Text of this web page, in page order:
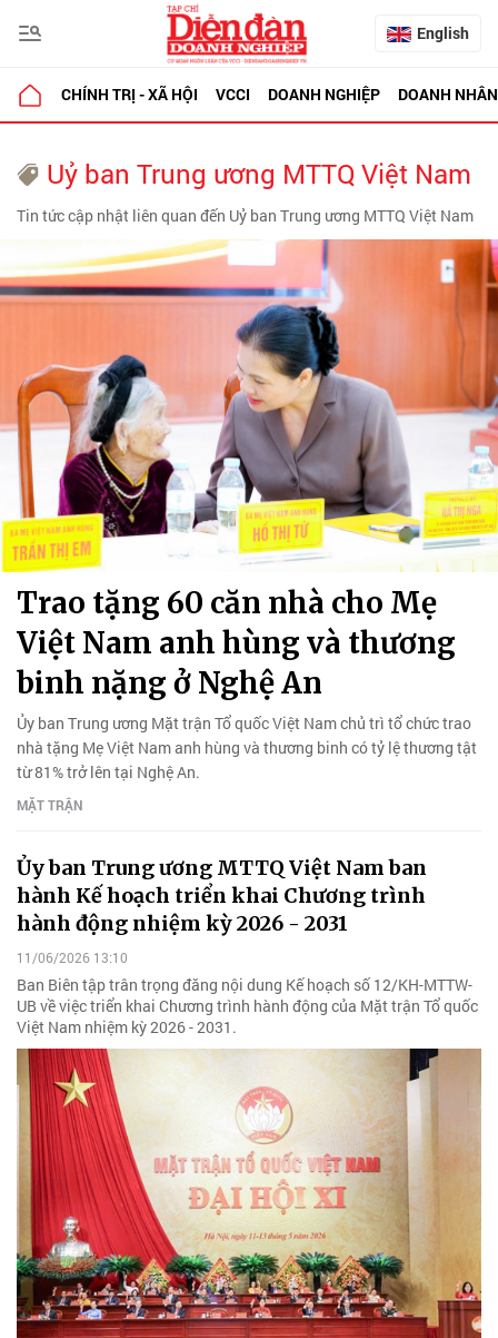
English
CHÍNH TRỊ - XÃ HỘI VCCI DOANH NGHIỆP DOANH NHÂN
Uỷ ban Trung ương MTTQ Việt Nam
Tin tức cập nhật liên quan đến Uỷ ban Trung ương MTTQ Việt Nam
Trao tặng 60 căn nhà cho Mẹ
Việt Nam anh hùng và thương
binh nặng ở Nghệ An
Ủy ban Trung ương Mặt trận Tổ quốc Việt Nam chủ trì tổ chức trao
nhà tặng Mẹ Việt Nam anh hùng và thương binh có tỷ lệ thương tật
từ 81% trở lên tại Nghệ An.
MẶT TRẬN
Ủy ban Trung ương MTTQ Việt Nam ban
hành Kế hoạch triển khai Chương trình
hành động nhiệm kỳ 2026 - 2031
11/06/2026 13:10
Ban Biên tập trân trọng đăng nội dung Kế hoạch số 12/KH-MTTW-
UB về việc triển khai Chương trình hành động của Mặt trận Tổ quốc
Việt Nam nhiệm kỳ 2026 - 2031.